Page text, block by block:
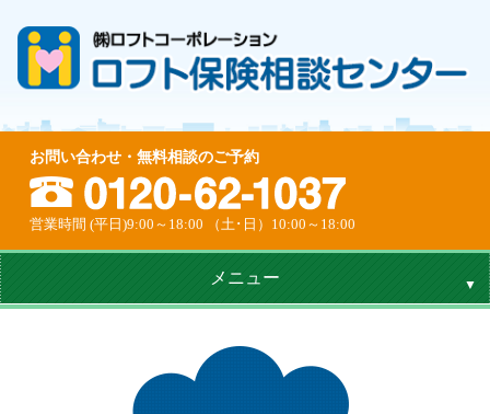
お問い合わせ・無料相談のご予約
営業時間 (平日)9:00～18:00 （土･日）10:00～18:00
メニュー